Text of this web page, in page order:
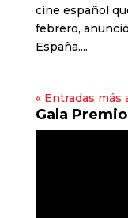
cine español
febrero,
España....
« Entradas más
Gala